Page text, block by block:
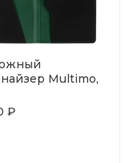
Multimo,
₽